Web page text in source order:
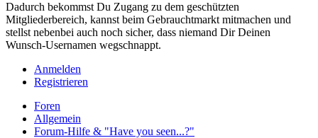
Dadurch bekommst Du Zugang zu dem geschützten
Mitgliederbereich, kannst beim Gebrauchtmarkt mitmachen und
stellst nebenbei auch noch sicher, dass niemand Dir Deinen
Wunsch-Usernamen wegschnappt.
Anmelden
Registrieren
Foren
Allgemein
Forum-Hilfe & "Have you seen...?"